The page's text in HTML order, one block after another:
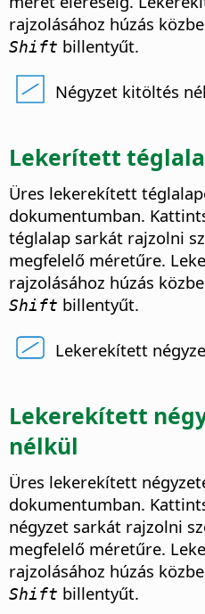
rajzolásához húzás
Shift billentyűt.
Négyzet kitöltés
Lekerített
Üres lekerekített
dokumentumban.
téglalap sarkát rajzolni
megfelelő méretűre.
rajzolásához húzás
Shift billentyűt.
Lekerekített
Lekerekített
nélkül
Üres lekerekített
dokumentumban.
négyzet sarkát rajzolni
megfelelő méretűre.
rajzolásához húzás
Shift billentyűt.